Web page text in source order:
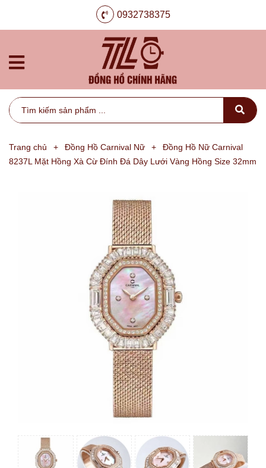
0932738375
Trang chủ + Đồng Hồ Carnival Nữ +
Đồng Hồ Nữ Carnival
8237L Mặt Hồng Xà Cừ Đính Đá Dây Lưới Vàng Hồng Size 32mm